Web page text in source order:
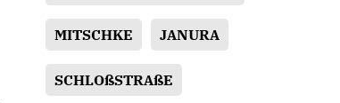
MITSCHKE JANURA
SCHLOßSTRAßE